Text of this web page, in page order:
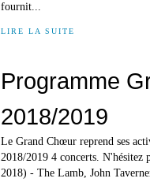
fournit...
LIRE LA SUITE
Programme
2018/2019
Le Grand Chœur reprend ses
2018/2019 4 concerts. N'hésitez
2018) - The Lamb, John